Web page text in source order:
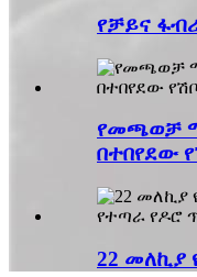
የቻይና
የመጫወቻ
በተበየደው
22 መለኪያ